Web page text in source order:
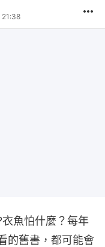
衣魚怕什麼？每年
的舊書，都可能會